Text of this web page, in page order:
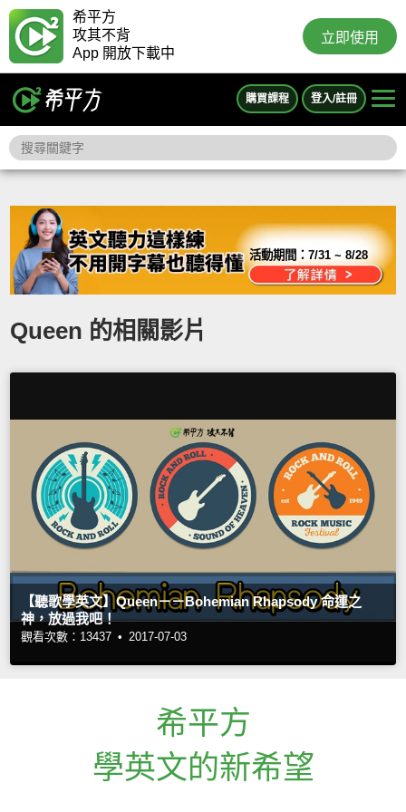
希平方
攻其不背
App 開放下載中
立即使用
購買課程 登入/註冊
活動期間：7/31 ~ 8/28
Queen 的相關影片
【聽歌學英文】Queen－－Bohemian Rhapsody 命運之
神，放過我吧！
觀看次數：13437 • 2017-07-03
希平方
學英文的新希望